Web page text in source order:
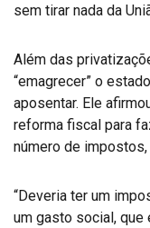
sem tirar nada da
Além das
“emagrecer” o
aposentar. Ele
reforma fiscal para
número de
“Deveria ter um
um gasto social, que